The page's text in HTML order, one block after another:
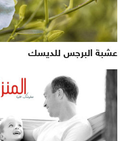
عشبة البرجس للديسك